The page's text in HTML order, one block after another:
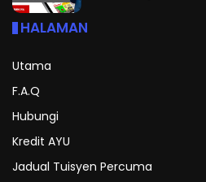
HALAMAN
Utama
F.A.Q
Hubungi
Kredit AYU
Jadual Tuisyen Percuma